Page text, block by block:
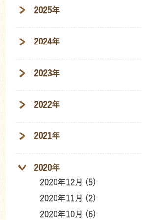
2025年
2024年
2023年
2022年
2021年
2020年
2020年12月 (5)
2020年11月 (2)
2020年10月 (6)